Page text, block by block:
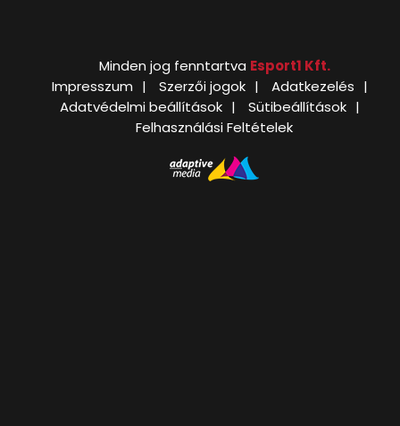
Minden jog fenntartva Esport1 Kft.
Impresszum
Szerzői jogok
Adatkezelés
Adatvédelmi beállítások
Sütibeállítások
Felhasználási Feltételek